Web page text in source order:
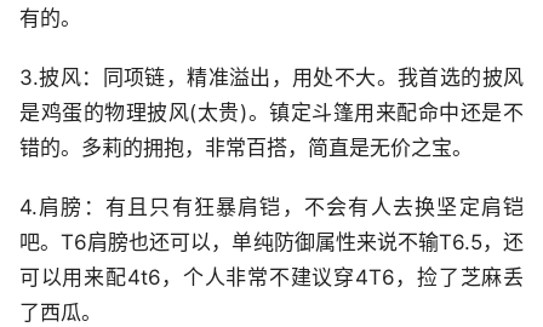
有的。
3.披风：同项链，精准溢出，用处不大。我首选的披风
是鸡蛋的物理披风(太贵)。镇定斗篷用来配命中还是不
错的。多莉的拥抱，非常百搭，简直是无价之宝。
4.肩膀：有且只有狂暴肩铠，不会有人去换坚定肩铠
吧。T6肩膀也还可以，单纯防御属性来说不输T6.5，还
可以用来配4t6，个人非常不建议穿4T6，捡了芝麻丢
了西瓜。